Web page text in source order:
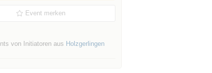
Event merken
von Initiatoren aus Holzgerlingen